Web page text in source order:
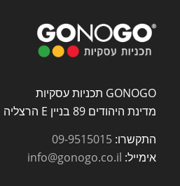
GONOGO תכניות עסקיות
מדינת היהודים 89 בניין E הרצליה פיתוח,
התקשרו: 09-9515015
אימייל: info@gonogo.co.il